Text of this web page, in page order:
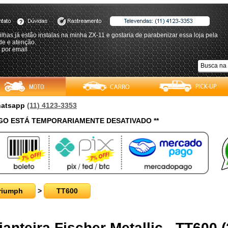
já estão instalas na minha ZX-11 e gostaria de parabenizar essa loja pela
e atenção.
por email
(11) 4123-3353
ESTÁ TEMPORARIAMENTE DESATIVADO **
> TT600